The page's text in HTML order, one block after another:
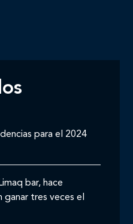
para el 2024
bar, hace
ganar tres veces el